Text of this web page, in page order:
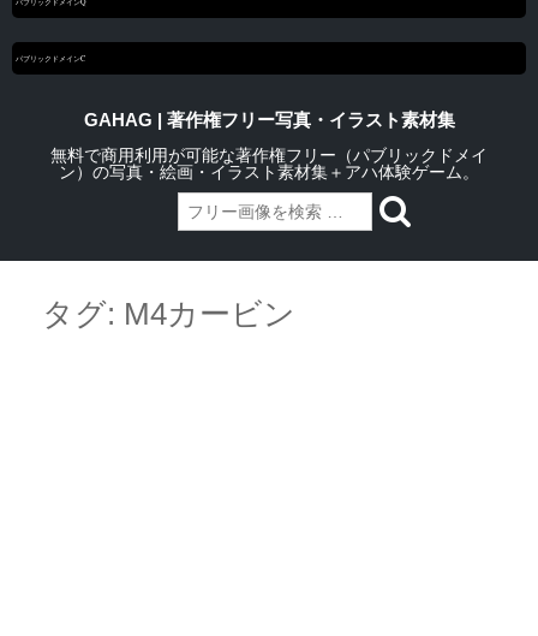
パブリックドメインC
GAHAG | 著作権フリー写真・イラスト素材集
無料で商用利用が可能な著作権フリー（パブリックドメイ
ン）の写真・絵画・イラスト素材集＋アハ体験ゲーム。
contentタグ: M4カービン